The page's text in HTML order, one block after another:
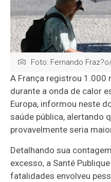
Foto: Fernando
A França registrou 1.000
durante a onda de calor
Europa, informou neste
saúde pública, alertando
provavelmente seria
Detalhando sua
excesso, a Santé
fatalidades envolveu